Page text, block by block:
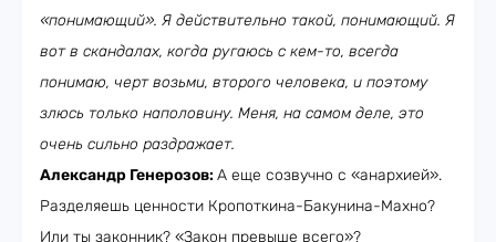
«понимающий». Я действительно такой, понимающий. Я
вот в скандалах, когда ругаюсь с кем-то, всегда
понимаю, черт возьми, второго человека, и поэтому
злюсь только наполовину. Меня, на самом деле, это
очень сильно раздражает.
Александр Генерозов:А еще созвучно с «анархией».
Разделяешь ценности Кропоткина-Бакунина-Махно?
Или ты законник? «Закон превыше всего»?